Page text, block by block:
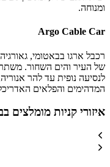
ומנוחה.
Argo Cable Car
רכבל ארגו בבאטומי,
לנסיעה נופית עד להר
המדהימים והפלאים
איזורי קניות מומלצים